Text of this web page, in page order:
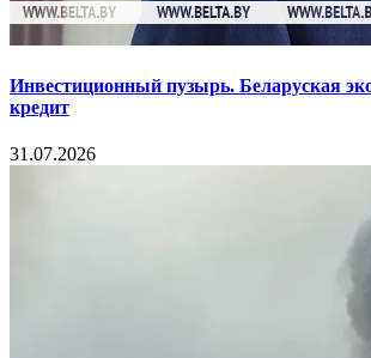
Инвестиционный пузырь. Беларуская
кредит
31.07.2026